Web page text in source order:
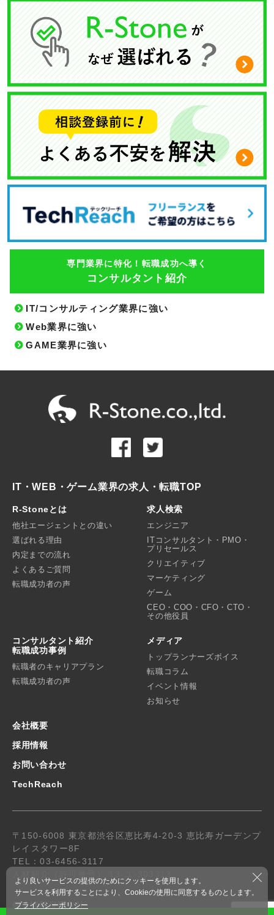
専門業界に特化！転職成功へ導く
コンサルタント紹介
IT/コンサルティング業界に強い
Web業界に強い
GAME業界に強い
IT・WEB・ゲーム業界の求人・転職TOP
R-Stoneとは
他社エージェントとの違い
選ばれる理由
内定までの流れ
よくあるご質問
転職成功者の声
求人検索
エンジニア
ITコンサルタント・PMO・
プリセールス
クリエイティブ
マーケティング
ゲーム
CEO・COO・CFO・CTO・
その他役員
コンサルタント紹介
転職成功事例
転職者のキャリアプラン
転職成功者の声
メディア
トップランナーズボイス
転職コラム
イベント情報
お知らせ
会社概要
採用情報
お問い合わせ
TechReach
〒150-6008 東京都渋谷区恵比寿4-20-3 恵比寿ガーデンプ
レイスタワー8F
TEL：03-6456-3117
個人情報保護方針
より良いサービスの提供のためにクッキーを使用します。
サービスを利用することにより、Cookieの使用に同意するものとします。
プライバシーポリシー